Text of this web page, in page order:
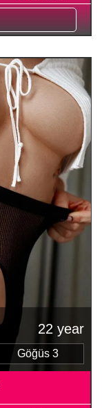
22 year
Göğüs 3